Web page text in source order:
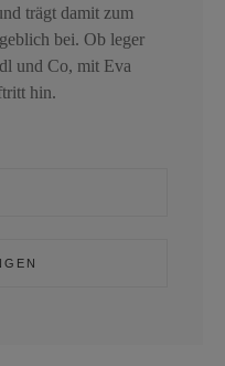
trägt damit zum
bei. Ob leger
und Co, mit Eva
hin.